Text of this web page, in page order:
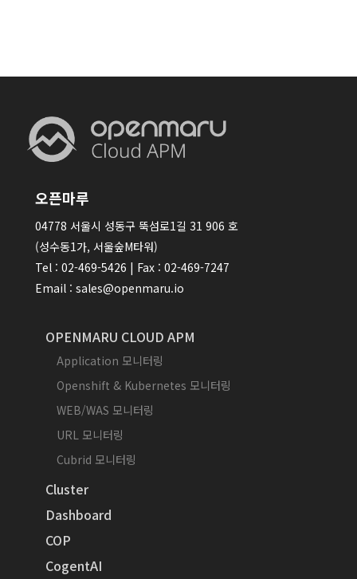
오픈마루
04778 서울시 성동구 뚝섬로1길 31 906 호
(성수동1가, 서울숲M타워)
Tel : 02-469-5426 | Fax : 02-469-7247
Email : sales@openmaru.io
OPENMARU CLOUD APM
Application 모니터링
Openshift & Kubernetes 모니터링
WEB/WAS 모니터링
URL 모니터링
Cubrid 모니터링
Cluster
Dashboard
COP
CogentAI